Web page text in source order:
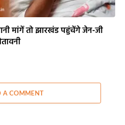
मांगें तो झारखंड पहुंचेंगे जेन-जी
A COMMENT